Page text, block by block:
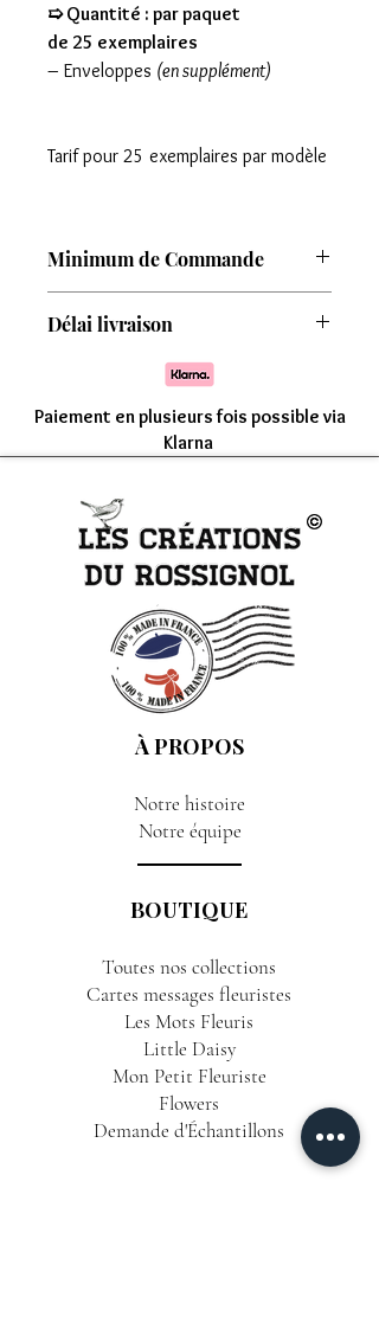
➯ Quantité : par paquet
de 25 exemplaires
– Enveloppes (en supplément)
Tarif pour 25 exemplaires par modèle
Minimum de Commande
8 modèles
Délai livraison
Comptez une livraison entre 7 à 15 jours
Paiement en plusieurs fois possible via
Klarna
À PROPOS
Notre histoire
Notre équipe
BOUTIQUE
Toutes nos collections
Cartes messages fleuristes
Les Mots Fleuris
Little Daisy
Mon Petit Fleuriste
Flowers
Demande d'Échantillons